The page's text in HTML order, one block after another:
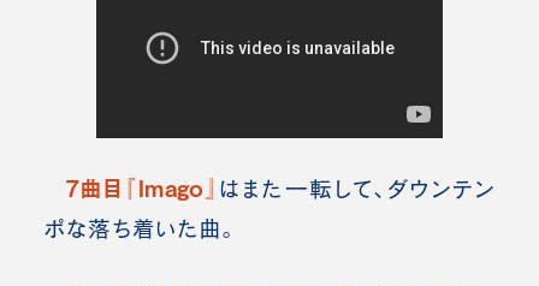
7曲目『Imago』 はまた一転して、ダウンテン
ポな落ち着いた曲。